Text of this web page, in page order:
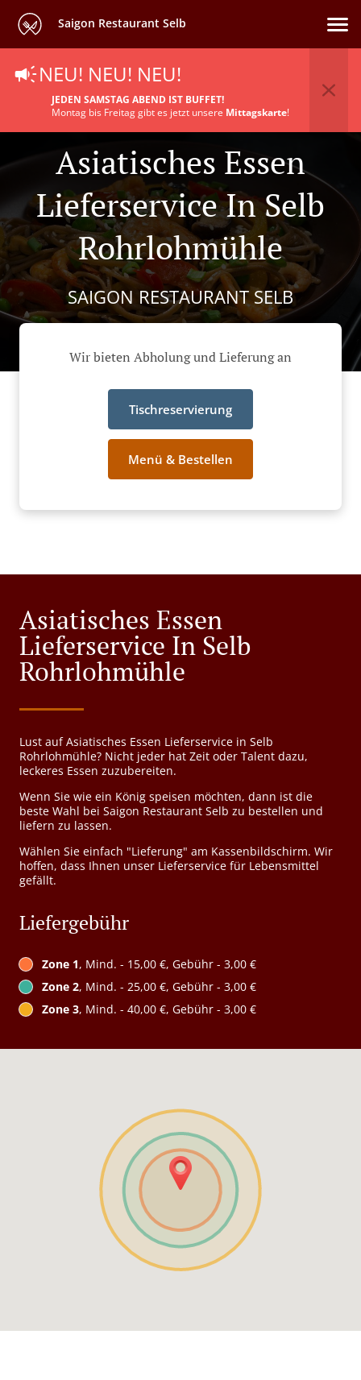
Saigon Restaurant Selb
NEU! NEU! NEU!
JEDEN SAMSTAG ABEND IST BUFFET!
Montag bis Freitag gibt es jetzt unsere Mittagskarte!
Asiatisches Essen
Lieferservice In Selb
Rohrlohmühle
SAIGON RESTAURANT SELB
Wir bieten Abholung und Lieferung an
Tischreservierung
Menü & Bestellen
Asiatisches Essen
Lieferservice In Selb
Rohrlohmühle
Lust auf Asiatisches Essen Lieferservice in Selb
Rohrlohmühle? Nicht jeder hat Zeit oder Talent dazu,
leckeres Essen zuzubereiten.
Wenn Sie wie ein König speisen möchten, dann ist die
beste Wahl bei Saigon Restaurant Selb zu bestellen und
liefern zu lassen.
Wählen Sie einfach "Lieferung" am Kassenbildschirm. Wir
hoffen, dass Ihnen unser Lieferservice für Lebensmittel
gefällt.
Liefergebühr
Zone 1, Mind. - 15,00 €, Gebühr - 3,00 €
Zone 2, Mind. - 25,00 €, Gebühr - 3,00 €
Zone 3, Mind. - 40,00 €, Gebühr - 3,00 €